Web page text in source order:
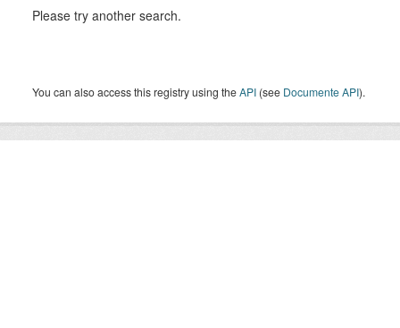
Please try another search.
You can also access this registry using theAPI (see Documente API).